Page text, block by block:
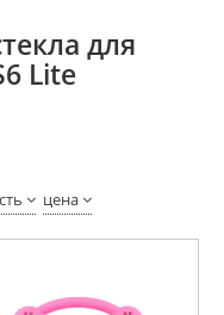
для
Lite
цена